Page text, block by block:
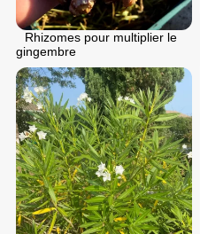
Rhizomes pour multiplier le
gingembre